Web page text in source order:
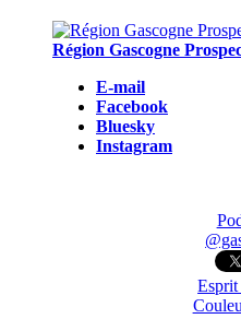
Région Gascogne
E-mail
Facebook
Bluesky
Instagram